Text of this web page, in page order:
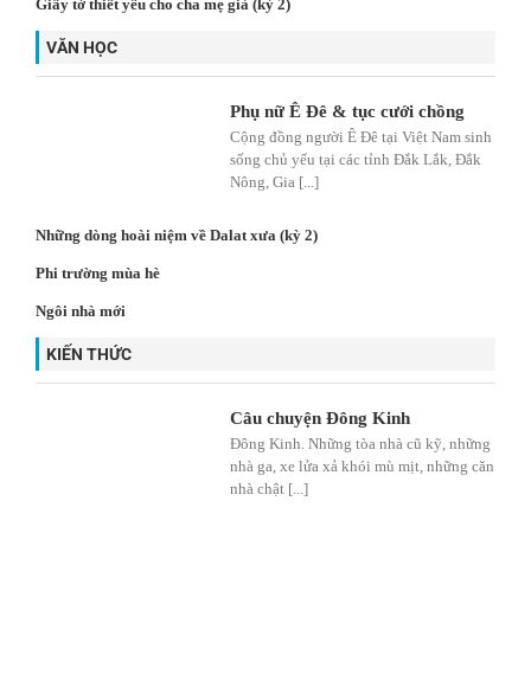
Giấy tờ thiết yếu cho cha mẹ già (kỳ 2)
VĂN HỌC
Phụ nữ Ê Đê & tục cưới chồng
Cộng đồng người Ê Đê tại Việt Nam sinh
sống chủ yếu tại các tỉnh Đắk Lắk, Đắk
Nông, Gia [...]
Những dòng hoài niệm về Dalat xưa (kỳ 2)
Phi trường mùa hè
Ngôi nhà mới
KIẾN THỨC
Câu chuyện Đông Kinh
Đông Kinh. Những tòa nhà cũ kỹ, những
nhà ga, xe lửa xả khói mù mịt, những căn
nhà chật [...]